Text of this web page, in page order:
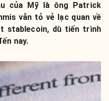
của Mỹ là ông Patrick
vẫn tỏ vẻ lạc quan về
stablecoin, dù tiến trình
nay.